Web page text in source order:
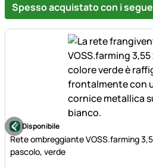
Spesso acquistato con i
Disponibile
Rete ombreggiante VOSS.farming
pascolo, verde